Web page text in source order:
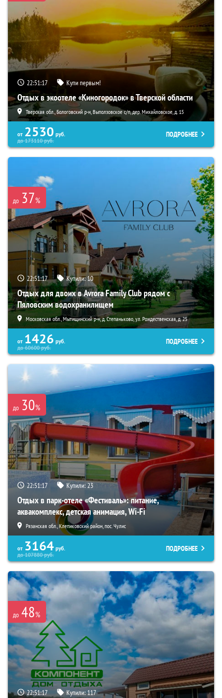
22:51:16 Купи первым!
Отдых в экоотеле «Киногородок» в Тверской области
Тверская обл., Бологовский р-н, Выползовское с/п, дер. Михайловское, д. 15
от 2530 руб.
до173110руб.
ПОДРОБНЕЕ
до 37%
22:51:16 Купили:10
Отдых для двоих в Avrora Family Club рядом с
Пяловским водохранилищем
Московская обл., Мытищинский р-н, д. Степаньково, ул. Рождественская, д. 25
от 1426 руб.
до60600руб.
ПОДРОБНЕЕ
до 30%
22:51:16 Купили:23
Отдых в парк-отеле «Фестиваль»: питание,
аквакомплекс, детская анимация, Wi-Fi
Рязанская обл., Клепиковский район, пос. Чулис
от 3164 руб.
до107880руб.
ПОДРОБНЕЕ
до 48%
22:51:16 Купили: 117